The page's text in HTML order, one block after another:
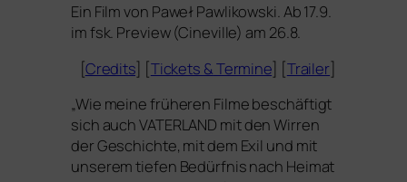
Ein Film von Paweł Pawlikowski. Ab 17.9.
im fsk. Preview (Cineville) am 26.8.
[Credits] [Tickets &Termine] [Trailer]
„Wie mei­ne frü­he­ren Filme beschäf­tigt
sich auchVATERLAND mit den Wirren
der Geschichte, mit dem Exil und mit
unse­rem tie­fen Bedürfnis nach Heimat